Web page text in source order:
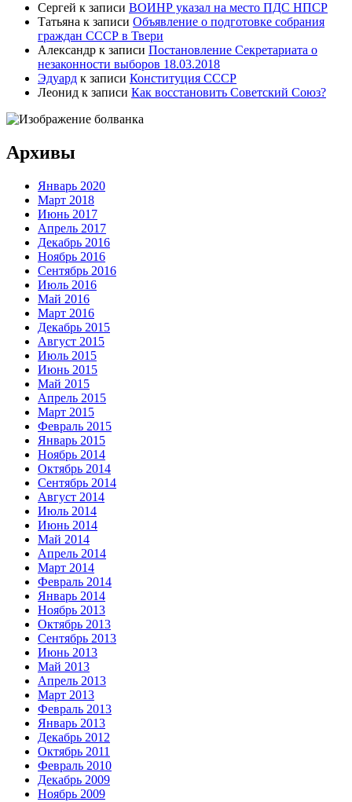
Сергей к записи ВОИНР указал на место ПДС НПСР
Татьяна к записи Объявление о подготовке собрания
граждан СССР в Твери
Александр к записи Постановление Секретариата о
незаконности выборов 18.03.2018
Эдуард к записи Конституция СССР
Леонид к записи Как восстановить Советский Союз?
Архивы
Январь 2020
Март 2018
Июнь 2017
Апрель 2017
Декабрь 2016
Ноябрь 2016
Сентябрь 2016
Июль 2016
Май 2016
Март 2016
Декабрь 2015
Август 2015
Июль 2015
Июнь 2015
Май 2015
Апрель 2015
Март 2015
Февраль 2015
Январь 2015
Ноябрь 2014
Октябрь 2014
Сентябрь 2014
Август 2014
Июль 2014
Июнь 2014
Май 2014
Апрель 2014
Март 2014
Февраль 2014
Январь 2014
Ноябрь 2013
Октябрь 2013
Сентябрь 2013
Июнь 2013
Май 2013
Апрель 2013
Март 2013
Февраль 2013
Январь 2013
Декабрь 2012
Октябрь 2011
Февраль 2010
Декабрь 2009
Ноябрь 2009